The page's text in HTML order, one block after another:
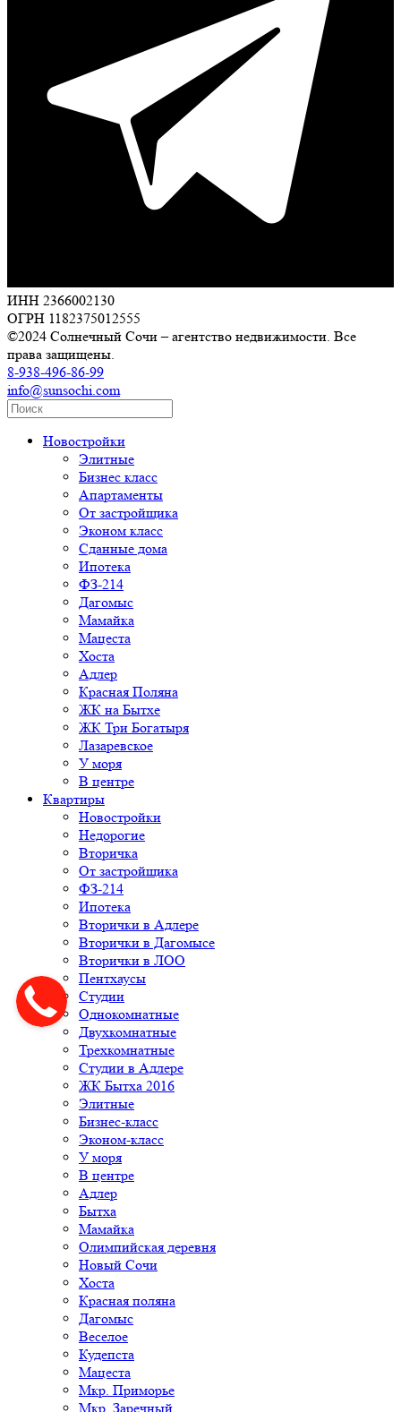
ИНН 2366002130
ОГРН 1182375012555
©2024 Солнечный Сочи – агентство недвижимости. Все
права защищены.
8-938-496-86-99
info@sunsochi.com
Новостройки
Элитные
Бизнес класс
Апартаменты
От застройщика
Эконом класс
Сданные дома
Ипотека
ФЗ-214
Дагомыс
Мамайка
Мацеста
Хоста
Адлер
Красная Поляна
ЖК на Бытхе
ЖК Три Богатыря
Лазаревское
У моря
В центре
Квартиры
Новостройки
Недорогие
Вторичка
От застройщика
ФЗ-214
Ипотека
Вторички в Адлере
Вторички в Дагомысе
Вторички в ЛОО
Пентхаусы
Студии
Однокомнатные
Двухкомнатные
Трехкомнатные
Студии в Адлере
ЖК Бытха 2016
Элитные
Бизнес-класс
Эконом-класс
У моря
В центре
Адлер
Бытха
Мамайка
Олимпийская деревня
Новый Сочи
Хоста
Красная поляна
Дагомыс
Веселое
Кудепста
Мацеста
Мкр. Приморье
Мкр. Заречный